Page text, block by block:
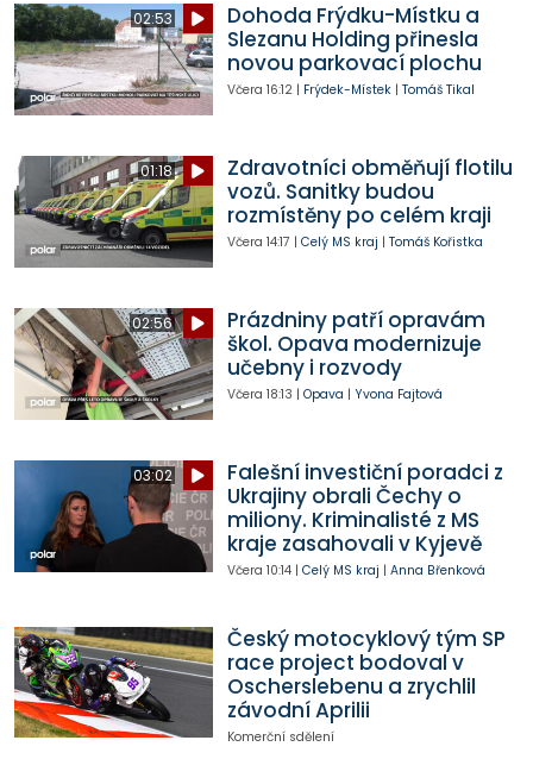
02:53
Dohoda Frýdku-Místku a
Slezanu Holding přinesla
novou parkovací plochu
Včera 16:12| Frýdek-Místek| Tomáš Tikal
01:18
Zdravotníci obměňují flotilu
vozů. Sanitky budou
rozmístěny po celém kraji
Včera 14:17 | Celý MS kraj | Tomáš Kořistka
02:56
Prázdniny patří opravám
škol. Opava modernizuje
učebny i rozvody
Včera 18:13 | Opava | Yvona Fajtová
03:02
Falešní investiční poradci z
Ukrajiny obrali Čechy o
miliony. Kriminalisté z MS
kraje zasahovali v Kyjevě
Včera 10:14| Celý MS kraj | Anna Břenková
Český motocyklový tým SP
race project bodoval v
Oscherslebenu a zrychlil
závodní Aprilii
Komerční sdělení